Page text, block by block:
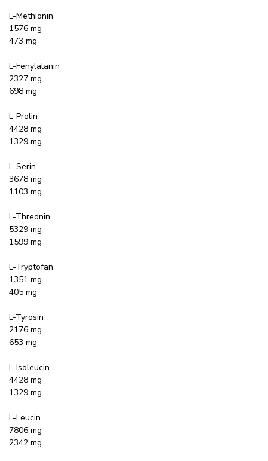
L-Methionin
1576 mg
473 mg
L-Fenylalanin
2327 mg
698 mg
L-Prolin
4428 mg
1329 mg
L-Serin
3678 mg
1103 mg
L-Threonin
5329 mg
1599 mg
L-Tryptofan
1351 mg
405 mg
L-Tyrosin
2176 mg
653 mg
L-Isoleucin
4428 mg
1329 mg
L-Leucin
7806 mg
2342 mg